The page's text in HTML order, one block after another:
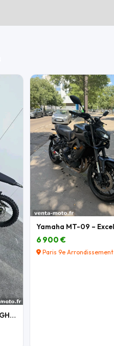
Motocross SURRON LIGHT BEE X 2026
6 900 €
Paris 9e Arrondissement